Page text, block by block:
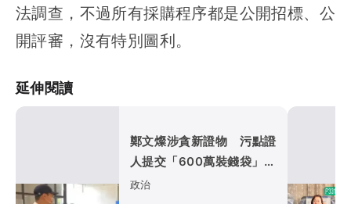
法調查，不過所有採購程序都是公開招標、公
開評審，沒有特別圖利。
延伸閱讀
鄭文燦涉貪新證物 污點證
人提交「600萬裝錢袋」！
另有500萬背包不見了
政治